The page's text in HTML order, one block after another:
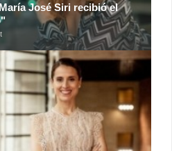
José Siri recibió el
José Siri recibió el premio a
de ópera Stella della Lírica,
...